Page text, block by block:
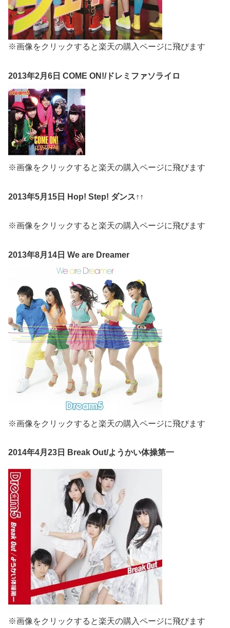
※画像をクリックすると楽天の購入ページに飛びます
2013年2月6日 COME ON!/ドレミファソライロ
※画像をクリックすると楽天の購入ページに飛びます
2013年5月15日 Hop! Step! ダンス↑↑
※画像をクリックすると楽天の購入ページに飛びます
2013年8月14日 We are Dreamer
※画像をクリックすると楽天の購入ページに飛びます
2014年4月23日 Break Out/ようかい体操第一
※画像をクリックすると楽天の購入ページに飛びます